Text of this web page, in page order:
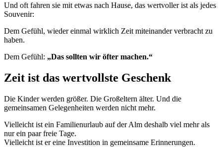
Und oft fahren sie mit etwas nach Hause, das wertvoller ist als jedes
Souvenir:
Dem Gefühl, wieder einmal wirklich Zeit miteinander verbracht zu
haben.
Dem Gefühl: „Das sollten wir öfter machen.“
Zeit ist das wertvollste Geschenk
Die Kinder werden größer. Die Großeltern älter. Und die
gemeinsamen Gelegenheiten werden nicht mehr.
Vielleicht ist ein Familienurlaub auf der Alm deshalb viel mehr als
nur ein paar freie Tage.
Vielleicht ist er eine Investition in gemeinsame Erinnerungen.